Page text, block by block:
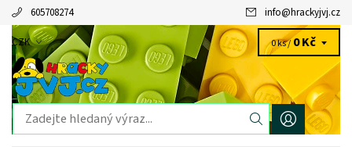
605708274 info@hrackyjvj.cz
CZK 0 ks /0 Kč